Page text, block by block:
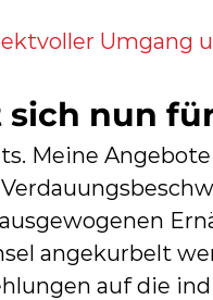
b
i
D
a
r
m
b
Umgang
sich nun
Meine
angekurbelt
auf die